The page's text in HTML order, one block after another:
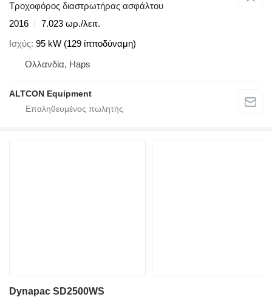
Τροχοφόρος διαστρωτήρας ασφάλτου
2016
7.023 ωρ./λειτ.
Ισχύς 95 kW (129 ίπποδύναμη)
Ολλανδία, Haps
ALTCON Equipment
Dynapac SD2500WS